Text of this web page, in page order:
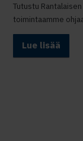
Tutustu
toimintaamme
Lue lisää